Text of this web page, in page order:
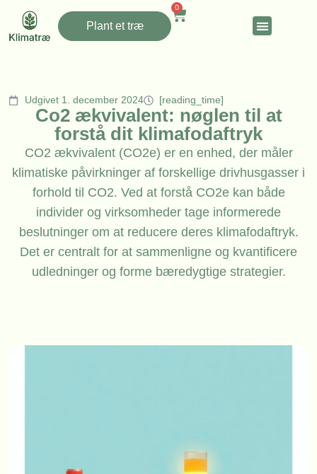
Plant et træ
0
Udgivet 1. december 2024 [reading_time]
Co2 ækvivalent: nøglen til at
forstå dit klimafodaftryk
CO2 ækvivalent (CO2e) er en enhed, der måler
klimatiske påvirkninger af forskellige drivhusgasser i
forhold til CO2. Ved at forstå CO2e kan både
individer og virksomheder tage informerede
beslutninger om at reducere deres klimafodaftryk.
Det er centralt for at sammenligne og kvantificere
udledninger og forme bæredygtige strategier.